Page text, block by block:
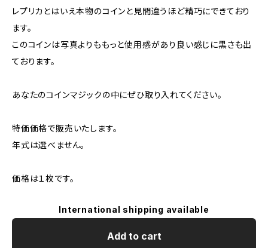
レプリカとはいえ本物のコインと見間違うほど精巧にできており
ます。
このコインは写真よりももっと使用感があり良い感じに黒さも出
ております。
あなたのコインマジックの中にぜひ取り入れてください。
特価価格で販売いたします。
年式は選べません。
価格は１枚です。
International shipping available
Add to cart